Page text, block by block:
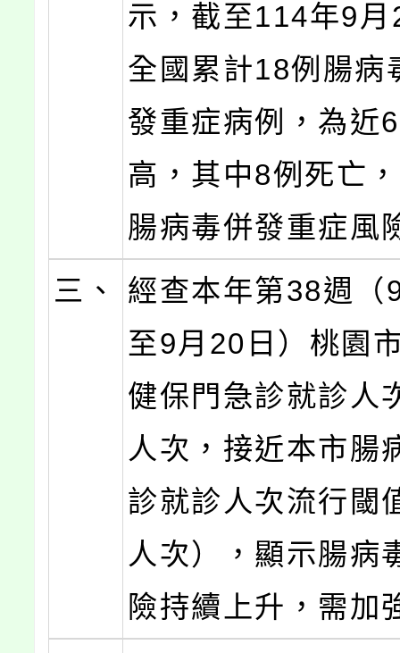
示，截至114年9
全國累計18例腸病
發重症病例，為近
高，其中8例死亡
腸病毒併發重症風
三、
經查本年第38週（
至9月20日）桃園
健保門急診就診人
人次，接近本市腸
診就診人次流行閾
人次），顯示腸病
險持續上升，需加